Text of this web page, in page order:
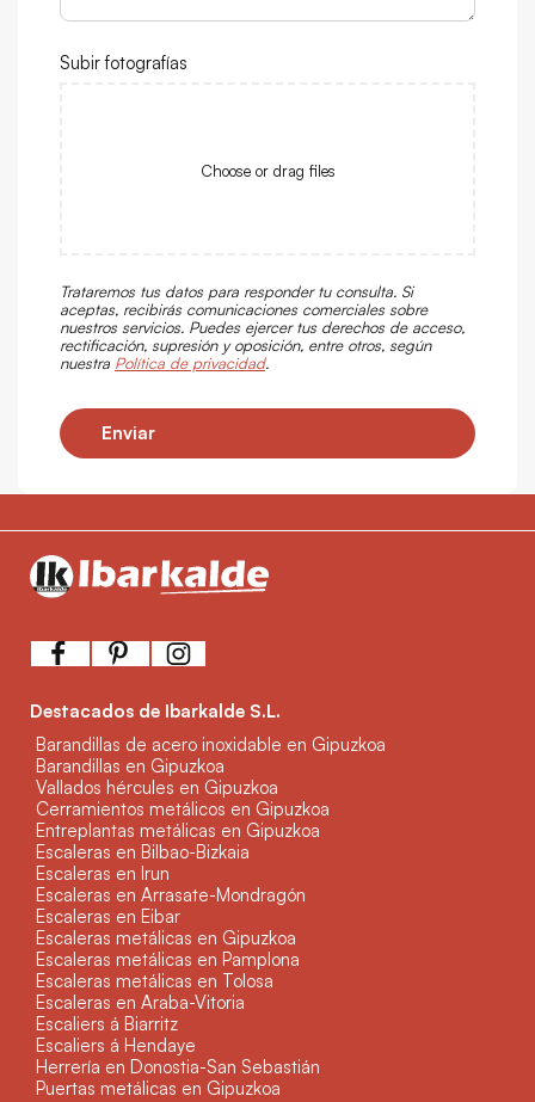
Subir fotografías
Choose or drag files
Trataremos tus datos para responder tu consulta. Si
aceptas, recibirás comunicaciones comerciales sobre
nuestros servicios. Puedes ejercer tus derechos de acceso,
rectificación, supresión y oposición, entre otros, según
nuestra Política de privacidad.
Enviar
Destacados de Ibarkalde S.L.
Barandillas de acero inoxidable en Gipuzkoa
Barandillas en Gipuzkoa
Vallados hércules en Gipuzkoa
Cerramientos metálicos en Gipuzkoa
Entreplantas metálicas en Gipuzkoa
Escaleras en Bilbao-Bizkaia
Escaleras en Irun
Escaleras en Arrasate-Mondragón
Escaleras en Eibar
Escaleras metálicas en Gipuzkoa
Escaleras metálicas en Pamplona
Escaleras metálicas en Tolosa
Escaleras en Araba-Vitoria
Escaliers á Biarritz
Escaliers á Hendaye
Herrería en Donostia-San Sebastián
Puertas metálicas en Gipuzkoa